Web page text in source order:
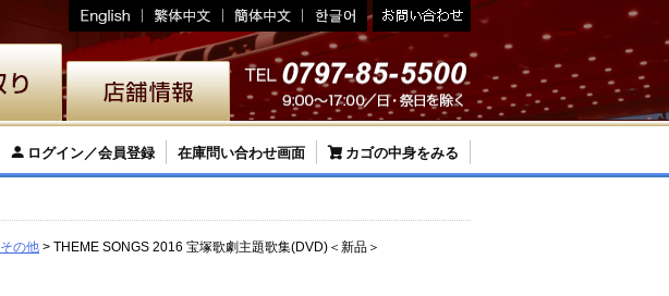
ログイン／会員登録 在庫問い合わせ画面 カゴの中身をみる
その他 THEME SONGS 2016 宝塚歌劇主題歌集(DVD)＜新品＞